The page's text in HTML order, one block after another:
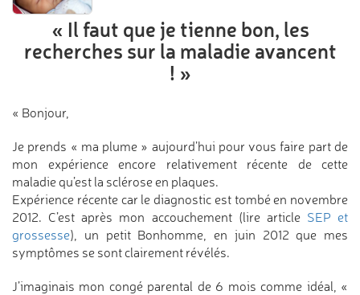
« Il faut que je tienne bon, les
recherches sur la maladie avancent
! »
« Bonjour,
Je prends « ma plume » aujourd’hui pour vous faire part de
mon expérience encore relativement récente de cette
maladie qu’est la sclérose en plaques.
Expérience récente car le diagnostic est tombé en novembre
2012. C’est après mon accouchement (lire article SEP et
grossesse), un petit Bonhomme, en juin 2012 que mes
symptômes se sont clairement révélés.
J’imaginais mon congé parental de 6 mois comme idéal, «